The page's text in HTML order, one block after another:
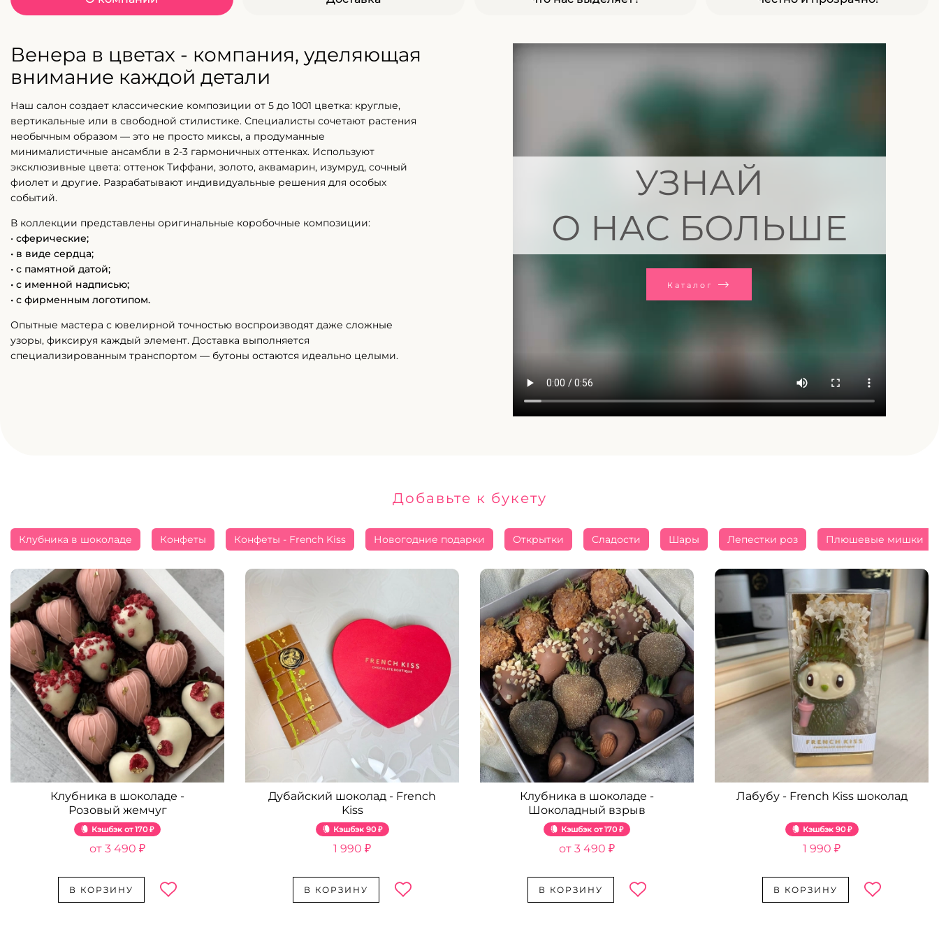
Венера в цветах - компания, уделяющая
внимание каждой детали
Наш салон создает классические композиции от 5 до 1001 цветка: круглые,
вертикальные или в свободной стилистике. Специалисты сочетают растения
необычным образом — это не просто миксы, а продуманные
минималистичные ансамбли в 2-3 гармоничных оттенках. Используют
эксклюзивные цвета: оттенок Тиффани, золото, аквамарин, изумруд, сочный
фиолет и другие. Разрабатывают индивидуальные решения для особых
событий.
В коллекции представлены оригинальные коробочные композиции:
• сферические;
• в виде сердца;
• с памятной датой;
• с именной надписью;
• с фирменным логотипом.
Опытные мастера с ювелирной точностью воспроизводят даже сложные
узоры, фиксируя каждый элемент. Доставка выполняется
специализированным транспортом — бутоны остаются идеально целыми.
УЗНАЙ
О НАС БОЛЬШЕ
Каталог
Добавьте к букету
Клубника в шоколаде Конфеты Конфеты - French Kiss Новогодние подарки Открытки Сладости Шары Лепестки роз Плюшевые мишки
Клубника в шоколаде -
Розовый жемчуг
Кэшбэк 170 ₽
3 490 ₽
В КОРЗИНУ
Дубайский шоколад - French
Kiss
Кэшбэк 90 ₽
1 990 ₽
В КОРЗИНУ
Клубника в шоколаде -
Шоколадный взрыв
Кэшбэк 170 ₽
3 490 ₽
В КОРЗИНУ
Лабубу - French Kiss шоколад
Кэшбэк 90 ₽
1 990 ₽
В КОРЗИНУ